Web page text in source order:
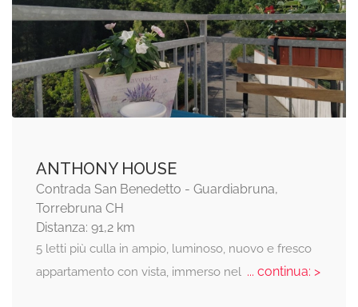
ANTHONY HOUSE
Contrada San Benedetto - Guardiabruna,
Torrebruna CH
Distanza: 91,2 km
5 letti più culla in ampio, luminoso, nuovo e fresco
appartamento con vista, immerso nel... continua: >